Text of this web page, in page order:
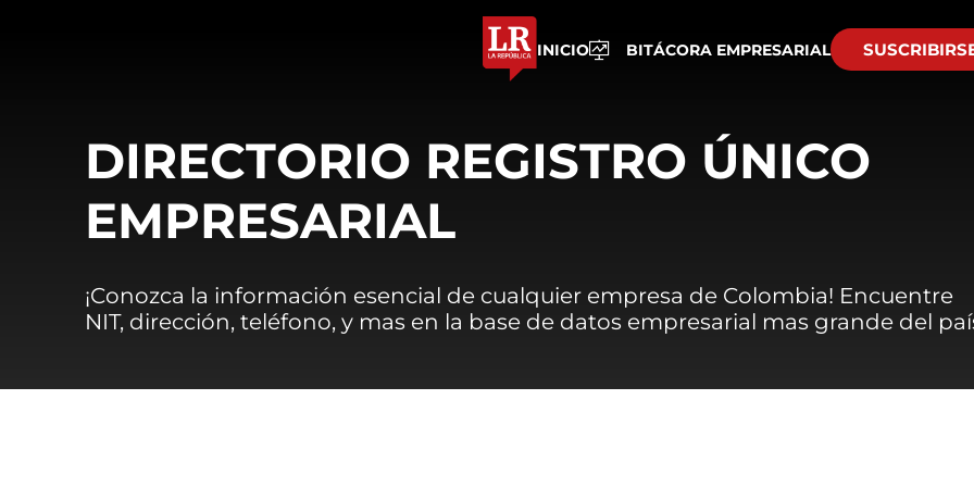
INICIO BITÁCORA EMPRESARIAL
DIRECTORIO REGISTRO ÚNICO
EMPRESARIAL
¡Conozca la información esencial de cualquier empresa de Colombia! Encuentre
NIT, dirección, teléfono, y mas en la base de datos empresarial mas grande del